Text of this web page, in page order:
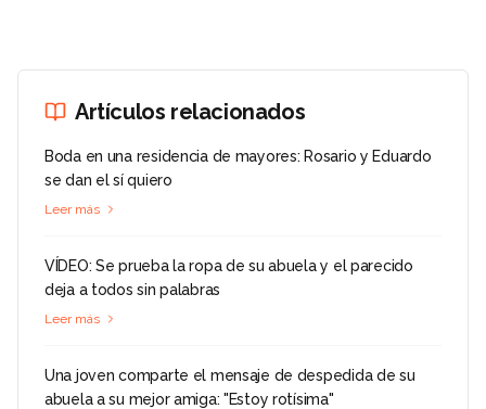
Artículos relacionados
Boda en una residencia de mayores: Rosario y Eduardo
se dan el sí quiero
Leer más
VÍDEO: Se prueba la ropa de su abuela y el parecido
deja a todos sin palabras
Leer más
Una joven comparte el mensaje de despedida de su
abuela a su mejor amiga: "Estoy rotísima"